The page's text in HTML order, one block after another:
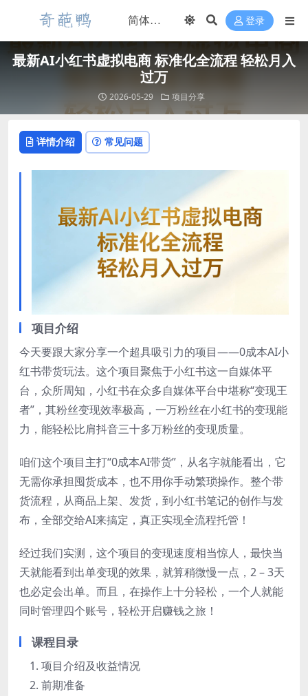
登录
最新AI小红书虚拟电商 标准化全流程 轻松月入
过万
2026-05-29 项目分享
详情介绍 常见问题
项目介绍
今天要跟大家分享一个超具吸引力的项目——0成本AI小
红书带货玩法。这个项目聚焦于小红书这一自媒体平
台，众所周知，小红书在众多自媒体平台中堪称“变现王
者”，其粉丝变现效率极高，一万粉丝在小红书的变现能
力，能轻松比肩抖音三十多万粉丝的变现质量。
咱们这个项目主打“0成本AI带货”，从名字就能看出，它
无需你承担囤货成本，也不用你手动繁琐操作。整个带
货流程，从商品上架、发货，到小红书笔记的创作与发
布，全部交给AI来搞定，真正实现全流程托管！
经过我们实测，这个项目的变现速度相当惊人，最快当
天就能看到出单变现的效果，就算稍微慢一点，2 – 3天
也必定会出单。而且，在操作上十分轻松，一个人就能
同时管理四个账号，轻松开启赚钱之旅！
课程目录
项目介绍及收益情况
前期准备